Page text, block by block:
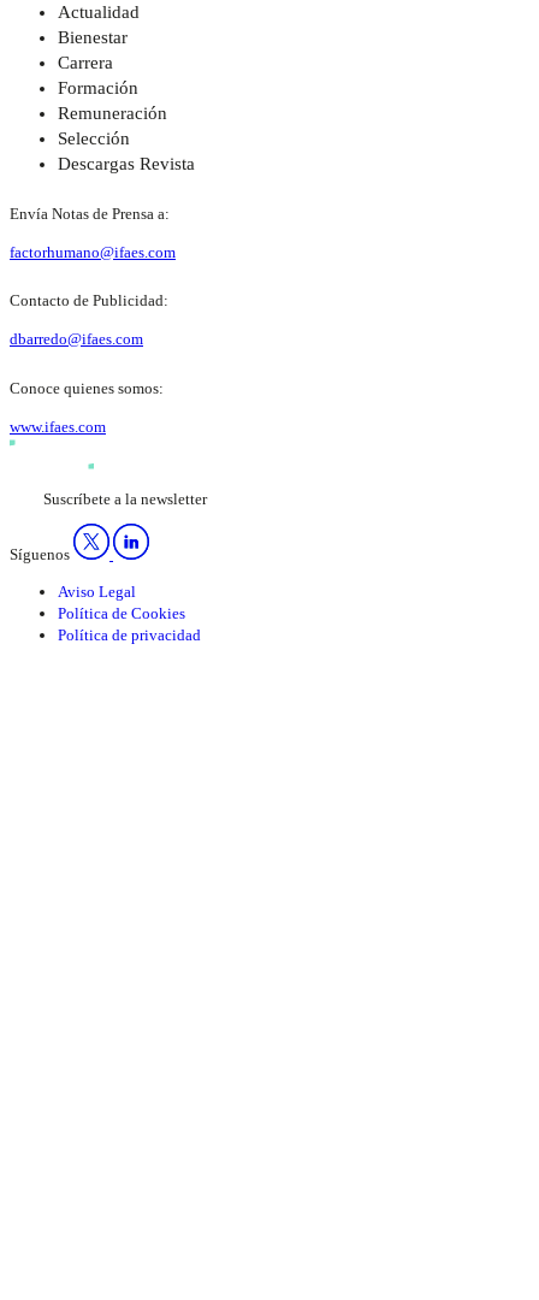
Actualidad
Bienestar
Carrera
Formación
Remuneración
Selección
Descargas Revista
Envía Notas de Prensa a:
factorhumano@ifaes.com
Contacto de Publicidad:
dbarredo@ifaes.com
Conoce quienes somos:
www.ifaes.com
Suscríbete a la newsletter
Síguenos
Aviso Legal
Política de Cookies
Política de privacidad